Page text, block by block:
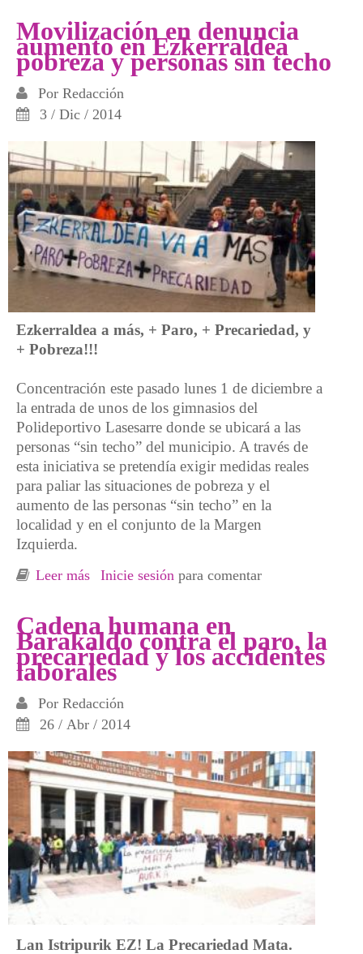
Movilización en denuncia
aumento en Ezkerraldea
pobreza y personas sin techo
Por Redacción
3 / Dic / 2014
Ezkerraldea a más, + Paro, + Precariedad, y
+ Pobreza!!!
Concentración este pasado lunes 1 de diciembre a
la entrada de unos de los gimnasios del
Polideportivo Lasesarre donde se ubicará a las
personas “sin techo” del municipio. A través de
esta iniciativa se pretendía exigir medidas reales
para paliar las situaciones de pobreza y el
aumento de las personas “sin techo” en la
localidad y en el conjunto de la Margen
Izquierda.
Leer más sobre Movilización en denuncia aumento en
Inicie sesión para comentar
Cadena humana en
Barakaldo contra el paro, la
precariedad y los accidentes
laborales
Por Redacción
26 / Abr / 2014
Lan Istripurik EZ! La Precariedad Mata.